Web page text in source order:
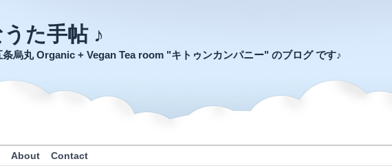
た手帖 ♪
条烏丸 Organic + Vegan Tea room "キトゥンカンパニー" のブログ です♪
About Contact